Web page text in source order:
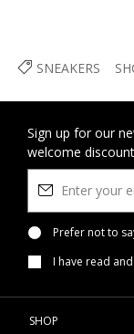
SNEAKERS
Sign up for our
welcome
Prefer not to
I have read
SHOP